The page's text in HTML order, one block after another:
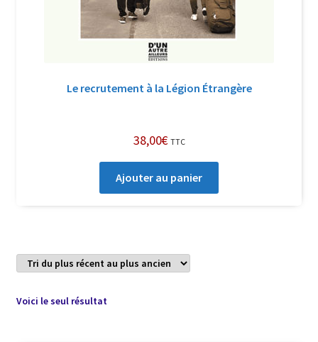
Le recrutement à la Légion Étrangère
38,00€ TTC
Ajouter au panier
Voici le seul résultat